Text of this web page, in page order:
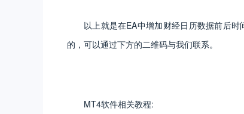
以上就是在EA中增加财经日历数据前后
的，可以通过下方的二维码与我们联系。
MT4软件相关教程: